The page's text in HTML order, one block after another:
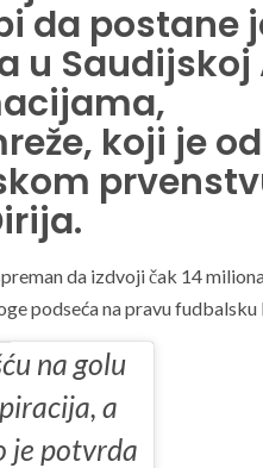
da postane
u Saudijskoj
koji je
da izdvoji čak 14
podseća na pravu fudbalsku
na golu
a
je potvrda